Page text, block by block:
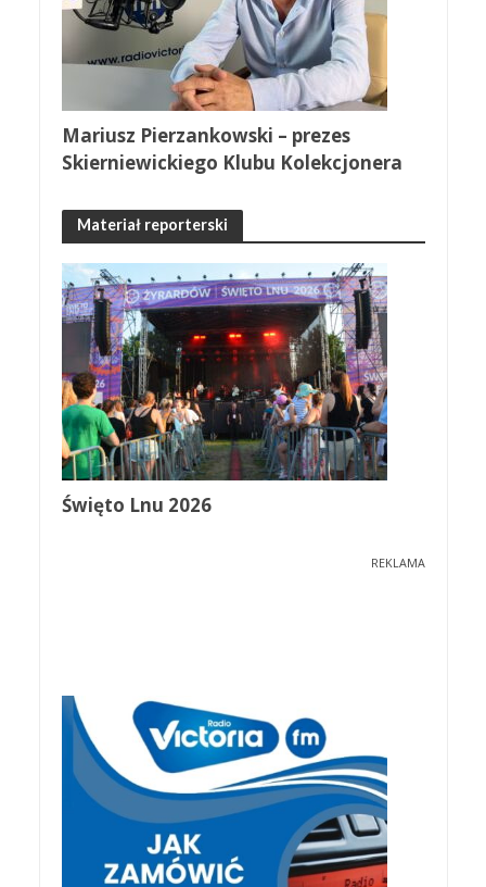
Mariusz Pierzankowski – prezes
Skierniewickiego Klubu Kolekcjonera
Materiał reporterski
Święto Lnu 2026
REKLAMA